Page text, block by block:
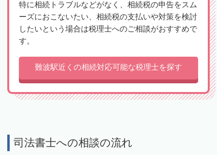
特に相続トラブルなどがなく、相続税の申告をスム
ーズにおこないたい、相続税の支払いや対策を検討
したいという場合は税理士へのご相談がおすすめで
す。
難波駅近くの相続対応可能な税理士を探す
司法書士への相談の流れ